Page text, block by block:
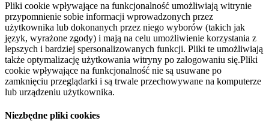
Pliki cookie wpływające na funkcjonalność umożliwiają witrynie
przypomnienie sobie informacji wprowadzonych przez
użytkownika lub dokonanych przez niego wyborów (takich jak
język, wyrażone zgody) i mają na celu umożliwienie korzystania z
lepszych i bardziej spersonalizowanych funkcji. Pliki te umożliwiają
także optymalizację użytkowania witryny po zalogowaniu się.Pliki
cookie wpływające na funkcjonalność nie są usuwane po
zamknięciu przeglądarki i są trwale przechowywane na komputerze
lub urządzeniu użytkownika.
Niezbędne pliki cookies